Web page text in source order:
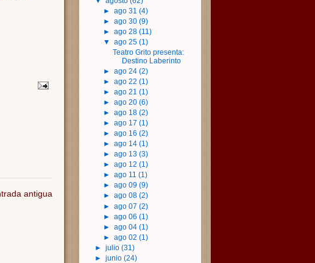
antigua
►ago 31(4)
►ago 30(9)
►ago 28(11)
▼ago 25(1)
Teatro Grito presenta:
Destino Laberinto
►ago 24(2)
►ago 22(1)
►ago 21(1)
►ago 20(6)
►ago 18(2)
►ago 17(1)
►ago 16(2)
►ago 14(1)
►ago 13(3)
►ago 12(1)
►ago 11(1)
►ago 09(9)
►ago 08(2)
►ago 07(2)
►ago 06(1)
►ago 04(1)
►ago 02(1)
► julio (31)
► junio (24)